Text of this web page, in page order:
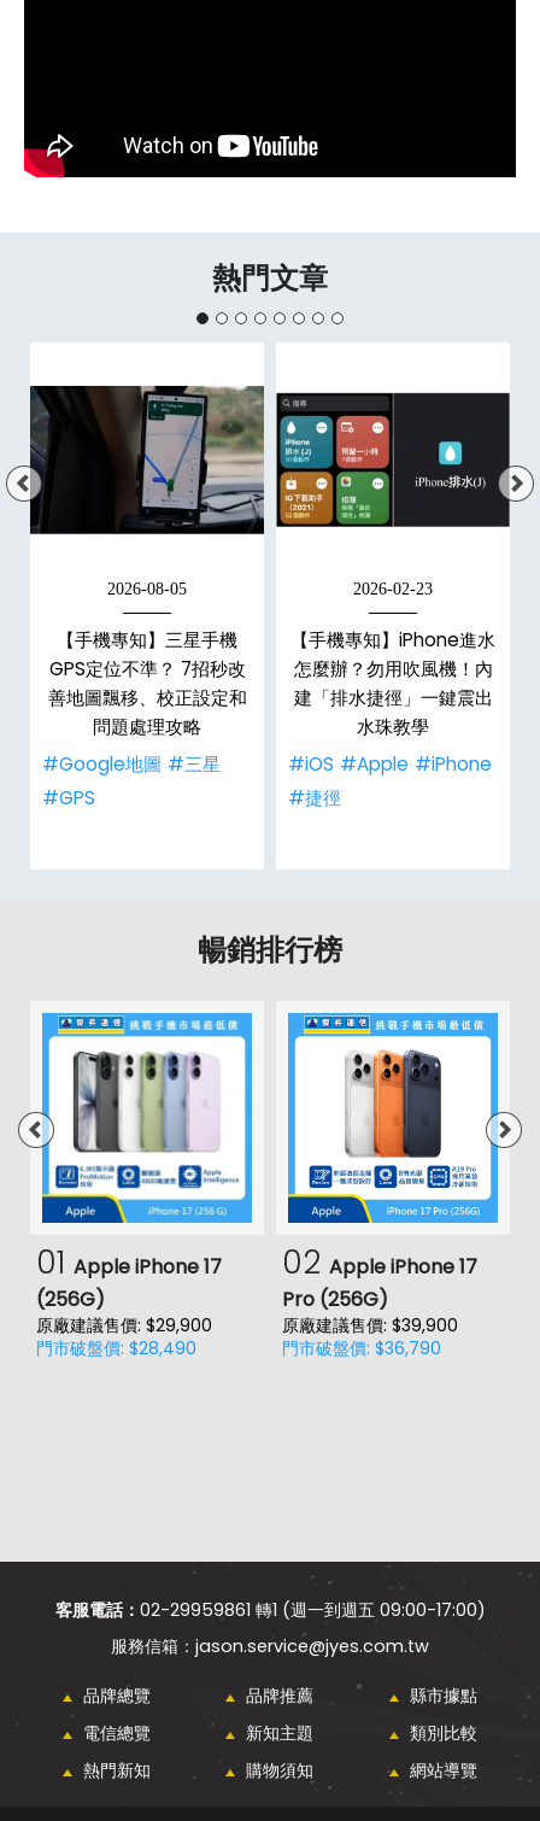
熱門文章
2026-08-05
【手機專知】三星手機
GPS定位不準？ 7招秒改
善地圖飄移、校正設定和
問題處理攻略
#Google地圖 #三星
#GPS
2026-02-23
【手機專知】iPhone進水
怎麼辦？勿用吹風機！內
建「排水捷徑」一鍵震出
水珠教學
#iOS #Apple #iPhone
#捷徑
暢銷排行榜
01 Apple iPhone 17
(256G)
原廠建議售價: $29,900
門市破盤價: $28,490
02 Apple iPhone 17
Pro (256G)
原廠建議售價: $39,900
門市破盤價: $36,790
客服電話： 02-29959861 轉1 (週一到週五 09:00-17:00)
jason.service@jyes.com.tw
品牌總覽 品牌推薦
縣市據點
電信總覽
新知主題
類別比較
熱門新知
購物須知 網站導覽